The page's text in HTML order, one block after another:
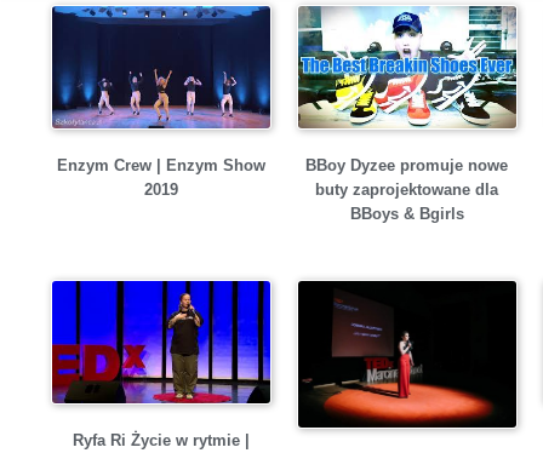
Enzym Crew | Enzym Show
2019
BBoy Dyzee promuje nowe
buty zaprojektowane dla
BBoys & Bgirls
Ryfa Ri Życie w rytmie |